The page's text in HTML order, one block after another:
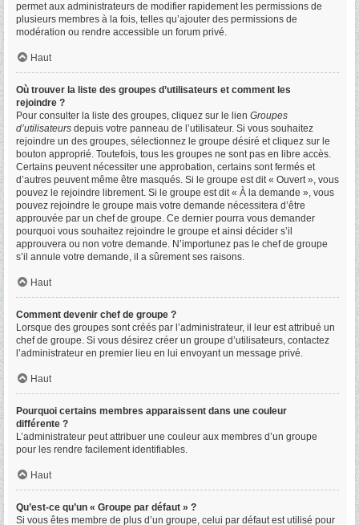
permet aux administrateurs de modifier rapidement les permissions de
plusieurs membres à la fois, telles qu’ajouter des permissions de
modération ou rendre accessible un forum privé.
Haut
Où trouver la liste des groupes d’utilisateurs et comment les
rejoindre ?
Pour consulter la liste des groupes, cliquez sur le lien Groupes
d’utilisateurs depuis votre panneau de l’utilisateur. Si vous souhaitez
rejoindre un des groupes, sélectionnez le groupe désiré et cliquez sur le
bouton approprié. Toutefois, tous les groupes ne sont pas en libre accès.
Certains peuvent nécessiter une approbation, certains sont fermés et
d’autres peuvent même être masqués. Si le groupe est dit « Ouvert », vous
pouvez le rejoindre librement. Si le groupe est dit « À la demande », vous
pouvez rejoindre le groupe mais votre demande nécessitera d’être
approuvée par un chef de groupe. Ce dernier pourra vous demander
pourquoi vous souhaitez rejoindre le groupe et ainsi décider s’il
approuvera ou non votre demande. N’importunez pas le chef de groupe
s’il annule votre demande, il a sûrement ses raisons.
Haut
Comment devenir chef de groupe ?
Lorsque des groupes sont créés par l’administrateur, il leur est attribué un
chef de groupe. Si vous désirez créer un groupe d’utilisateurs, contactez
l’administrateur en premier lieu en lui envoyant un message privé.
Haut
Pourquoi certains membres apparaissent dans une couleur
différente ?
L’administrateur peut attribuer une couleur aux membres d’un groupe
pour les rendre facilement identifiables.
Haut
Qu’est-ce qu’un « Groupe par défaut » ?
Si vous êtes membre de plus d’un groupe, celui par défaut est utilisé pour